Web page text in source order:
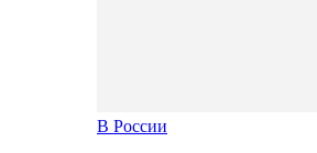
В России